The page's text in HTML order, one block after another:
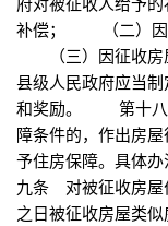
补偿； （二）因征
（三）因征收房
县级人民政府应当
和奖励。 第十八
障条件的，作出房
予住房保障。具体
九条 对被征收房屋
之日被征收房屋类似